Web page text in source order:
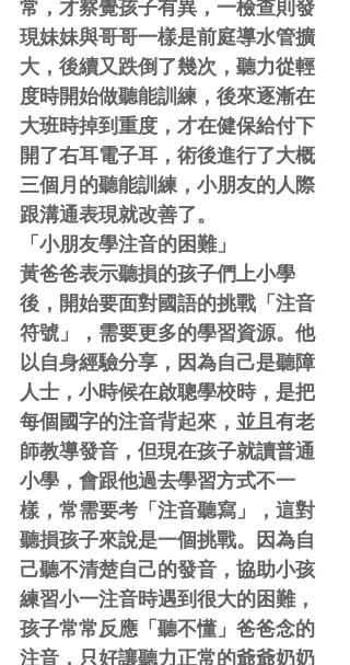
常，才察覺孩子有異，一檢查則發
現妹妹與哥哥一樣是前庭導水管擴
大，後續又跌倒了幾次，聽力從輕
度時開始做聽能訓練，後來逐漸在
大班時掉到重度，才在健保給付下
開了右耳電子耳，術後進行了大概
三個月的聽能訓練，小朋友的人際
跟溝通表現就改善了。
「小朋友學注音的困難」
黃爸爸表示聽損的孩子們上小學
後，開始要面對國語的挑戰「注音
符號」，需要更多的學習資源。他
以自身經驗分享，因為自己是聽障
人士，小時候在啟聰學校時，是把
每個國字的注音背起來，並且有老
師教導發音，但現在孩子就讀普通
小學，會跟他過去學習方式不一
樣，常需要考「注音聽寫」，這對
聽損孩子來說是一個挑戰。因為自
己聽不清楚自己的發音，協助小孩
練習小一注音時遇到很大的困難，
孩子常常反應「聽不懂」爸爸念的
注音，只好讓聽力正常的爺爺奶奶